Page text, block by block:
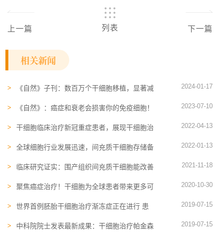
上一篇 列表 下一篇
相关新闻
《自然》子刊：数百万个干细胞移植，显著减
2024-01-17
《自然》：癌症和衰老会损害你的免疫细胞！
2023-07-10
干细胞临床治疗新冠重症患者，展现干细胞治
2022-04-13
全球细胞行业发展迅速，间充质干细胞存储备
2022-01-13
临床研究证实：围产组织间充质干细胞能改善
2021-11-18
聚焦癌症治疗！干细胞为全球患者带来更多可
2020-10-30
世界首例胚胎干细胞治疗渐冻症正在进行 患
2019-07-15
中科院院士发表最新成果：干细胞治疗帕金森
2019-07-15